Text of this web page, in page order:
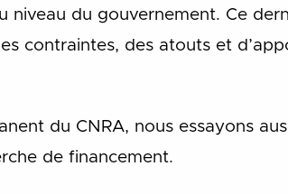
niveau du gouvernement. Ce
contraintes, des atouts et
du CNRA, nous essayons
de financement.